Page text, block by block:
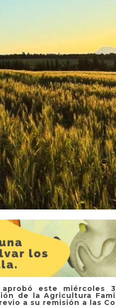
aprobó este
de la Agricultura
a su remisión a las